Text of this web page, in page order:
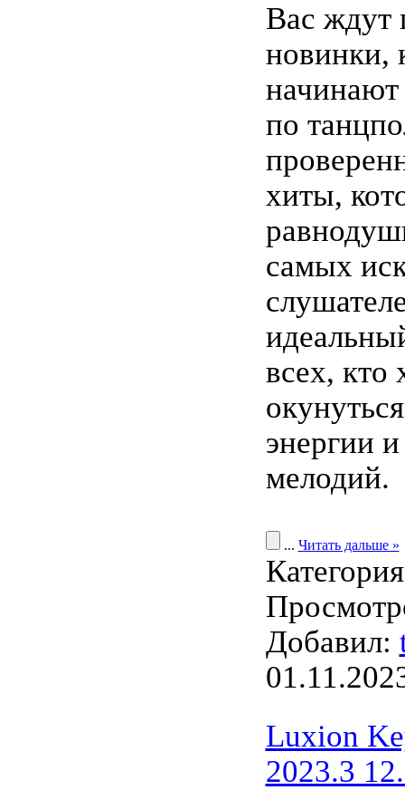
Вас ждут
новинки,
начинают
по
хиты,
самых
всех, кто
энергии
мелодий.
... Читать дальше »
Добавил:
Luxion
2023.3